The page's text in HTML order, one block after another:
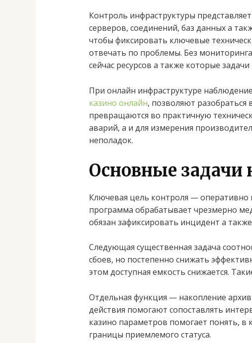
Контроль инфраструктуры
серверов, соединений, баз данных а
чтобы фиксировать ключевые
отвечать по проблемы. Без
сейчас ресурсов а также которые
При онлайн инфраструктуре
казино онлайн, позволяют
превращаются во практичную
аварий, а и для измерения
неполадок.
Основные
Ключевая цель контроля — оперативно
программа обрабатывает чрезмерно
обязан зафиксировать инцидент а
Следующая существенная задача
сбоев, но постепенно снижать
этом доступная емкость снижается.
Отдельная функция — накопление
действия помогают сопоставлять
казино параметров помогает понять,
границы приемлемого статуса.